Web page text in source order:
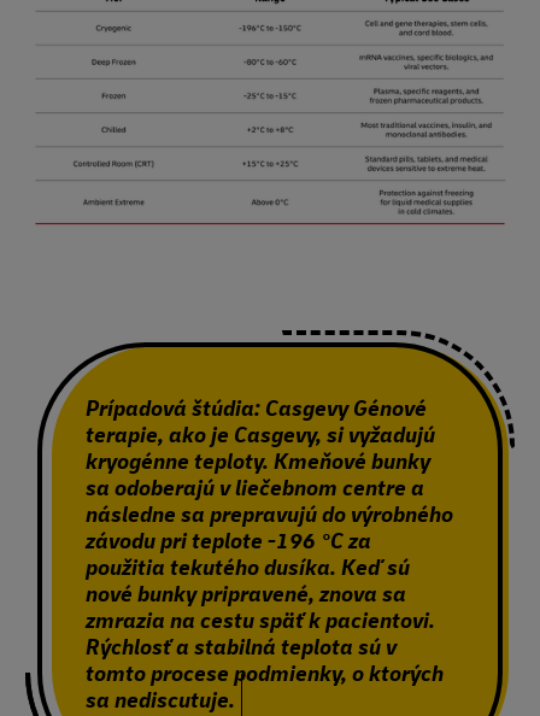
Prípadová štúdia: CasgevyGénové
terapie, ako je Casgevy, si vyžadujú
kryogénne teploty. Kmeňové bunky
sa odoberajú v liečebnom centre a
následne sa prepravujú do výrobného
závodu pri teplote -196 °C za
použitia tekutého dusíka. Keď sú
nové bunky pripravené, znova sa
zmrazia na cestu späť k pacientovi.
Rýchlosť a stabilná teplota sú v
tomto procese podmienky, o ktorých
sa nediscutuje.